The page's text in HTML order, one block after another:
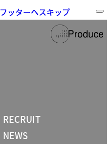
フッターへスキップ
RECRUIT
NEWS